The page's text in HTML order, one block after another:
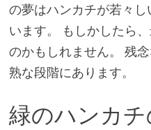
の夢はハンカチが若々
います。 もしかしたら
のかもしれません。 残
熟な段階にあります。
緑のハンカチ